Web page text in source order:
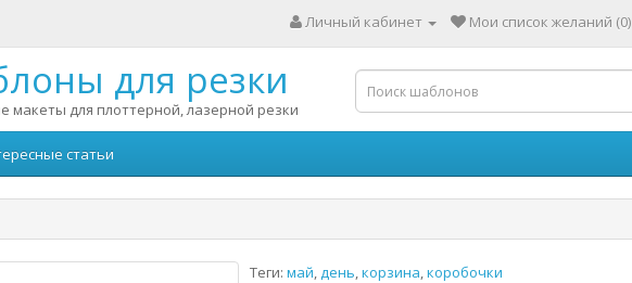
Личный кабинет Мои список желаний (0)
для резки
макеты для плоттерной, лазерной резки
статьи
Теги: май,день,корзина,коробочки